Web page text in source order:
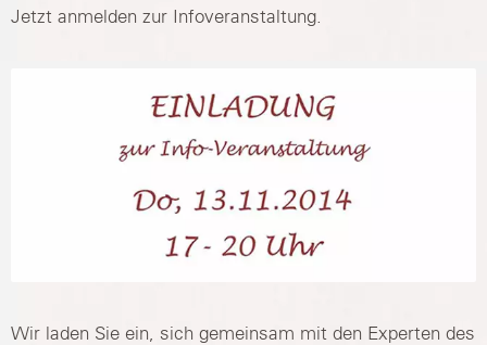
Jetzt anmelden zur Infoveranstaltung.
Wir laden Sie ein, sich gemeinsam mit den Experten des